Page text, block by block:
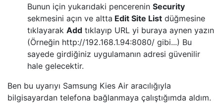
Bunun için yukarıdaki pencerenin Security
sekmesini açın ve altta Edit Site List düğmesine
tıklayarak Add tıklayıp URL yi buraya aynen yazın
(Örneğin http://192.168.1.94:8080/ gibi...) Bu
sayede girdiğiniz uygulamanın adresi güvenilir
hale gelecektir.
Ben bu uyarıyı Samsung Kies Air aracılığıyla
bilgisayardan telefona bağlanmaya çalıştığımda aldım.